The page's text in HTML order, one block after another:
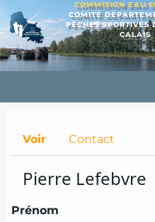
Aller
au
contenu
principal
COMMISION EAU
COMITÉ
PÊCHES
CALAIS
CD62PSED
Primary
tabs
Voir Contact
Pierre Lefebvre
Prénom